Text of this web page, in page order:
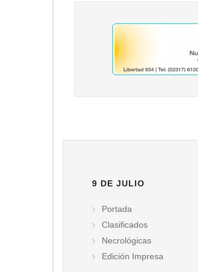
9 DE JULIO
Portada
Clasificados
Necrológicas
Edición Impresa